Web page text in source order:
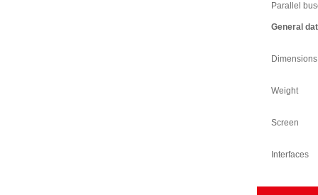
Parallel
General
Dimensions
Weight
Screen
Interfaces